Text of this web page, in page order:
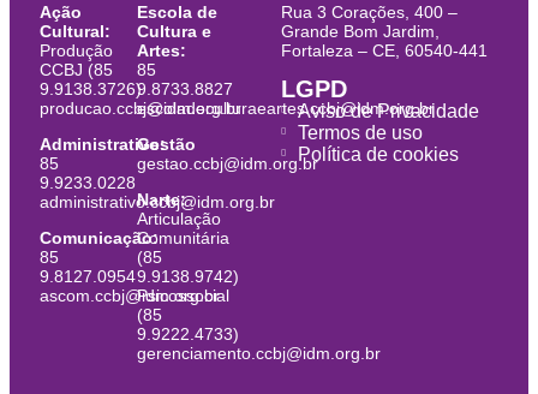
Ação
Cultural:
Produção
CCBJ (85
9.9138.3726)
producao.ccbj@idm.org.br
Administrativo:
85
9.9233.0228
administrativo.ccbj@idm.org.br
Comunicação:
85
9.8127.0954
ascom.ccbj@idm.org.br
Escola de
Cultura e
Artes:
85
9.8733.8827
escoladeculturaeartes.ccbj@idm.org.br
Gestão
gestao.ccbj@idm.org.br
Narte:
Articulação
Comunitária
(85
9.9138.9742)
Psicossocial
(85
9.9222.4733)
gerenciamento.ccbj@idm.org.br
Rua 3 Corações, 400 –
Grande Bom Jardim,
Fortaleza – CE, 60540-441
LGPD
Aviso de Privacidade
Termos de uso
Política de cookies